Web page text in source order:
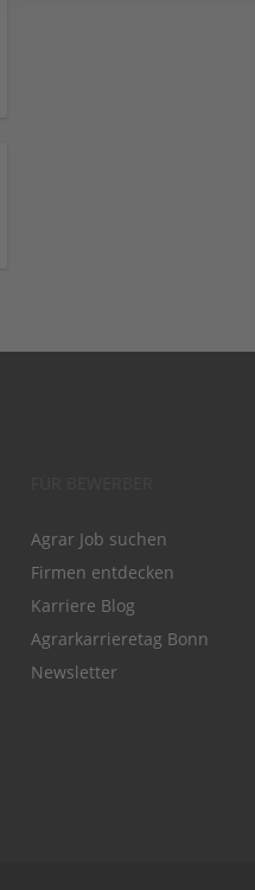
Agrar Job suchen
Firmen entdecken
Karriere Blog
Agrarkarrieretag Bonn
Newsletter